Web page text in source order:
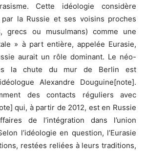
Cette idéologie considère
par la Russie et ses voisins proches
grecs ou musulmans) comme une
» à part entière, appelée Eurasie,
aurait un rôle dominant. Le néo-
la chute du mur de Berlin est
Alexandre Douguine[note].
des contacts réguliers avec
qui, à partir de 2012, est en Russie
de l’intégration dans l’union
l’idéologie en question, l’Eurasie
restées reliées à leurs traditions,